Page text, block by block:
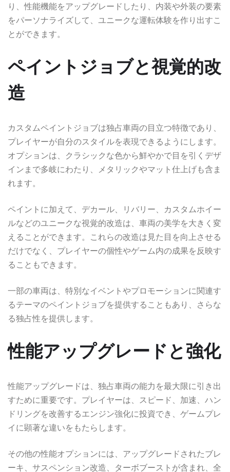
り、性能機能をアップグレードしたり、内装や外装の要素
をパーソナライズして、ユニークな運転体験を作り出すこ
とができます。
ペイントジョブと視覚的改
造
カスタムペイントジョブは独占車両の目立つ特徴であり、
プレイヤーが自分のスタイルを表現できるようにします。
オプションは、クラシックな色から鮮やかで目を引くデザ
インまで多岐にわたり、メタリックやマット仕上げも含ま
れます。
ペイントに加えて、デカール、リバリー、カスタムホイー
ルなどのユニークな視覚的改造は、車両の美学を大きく変
えることができます。これらの改造は見た目を向上させる
だけでなく、プレイヤーの個性やゲーム内の成果を反映す
ることもできます。
一部の車両は、特別なイベントやプロモーションに関連す
るテーマのペイントジョブを提供することもあり、さらな
る独占性を提供します。
性能アップグレードと強化
性能アップグレードは、独占車両の能力を最大限に引き出
すために重要です。プレイヤーは、スピード、加速、ハン
ドリングを改善するエンジン強化に投資でき、ゲームプレ
イに顕著な違いをもたらします。
その他の性能オプションには、アップグレードされたブレ
ーキ、サスペンション改造、ターボブーストが含まれ、全